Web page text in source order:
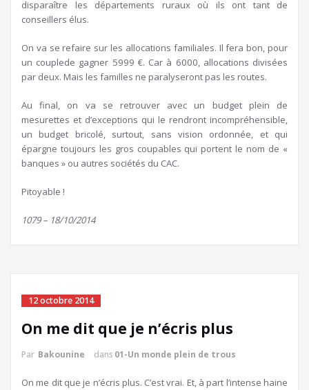
disparaître les départements ruraux où ils ont tant de
conseillers élus.
On va se refaire sur les allocations familiales. Il fera bon, pour
un couplede gagner 5999 €. Car à 6000, allocations divisées
par deux. Mais les familles ne paralyseront pas les routes.
Au final, on va se retrouver avec un budget plein de
mesurettes et d’exceptions qui le rendront incompréhensible,
un budget bricolé, surtout, sans vision ordonnée, et qui
épargne toujours les gros coupables qui portent le nom de «
banques » ou autres sociétés du CAC.
Pitoyable !
1079 – 18/10/2014
12 octobre 2014
On me dit que je n’écris plus
Par Bakounine dans 01-Un monde plein de trous
On me dit que je n’écris plus. C’est vrai. Et, à part l’intense haine